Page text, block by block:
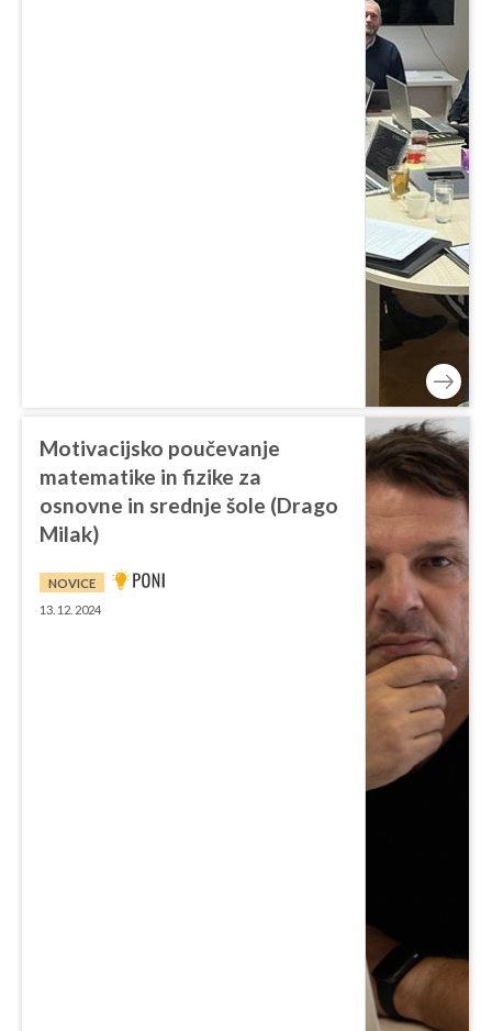
Motivacijsko poučevanje
matematike in fizike za
osnovne in srednje šole (Drago
Milak)
NOVICE
13. 12. 2024